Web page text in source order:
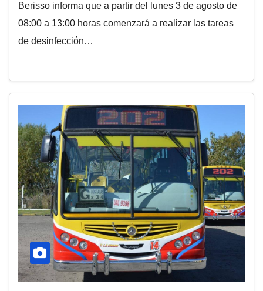
Berisso informa que a partir del lunes 3 de agosto de
08:00 a 13:00 horas comenzará a realizar las tareas
de desinfección…